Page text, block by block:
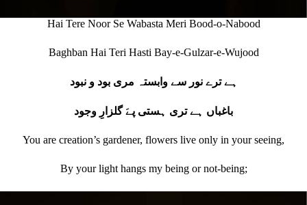
Hai Tere Noor Se Wabasta Meri Bood-o-Nabood
Baghban Hai Teri Hasti Bay-e-Gulzar-e-Wujood
ہے ترے نور سے وابستہ مری بود و نبود
باغباں ہے تری ہستی پےَ گلزارِ وجود
You are creation’s gardener, flowers live only in your seeing,
By your light hangs my being or not‐being;